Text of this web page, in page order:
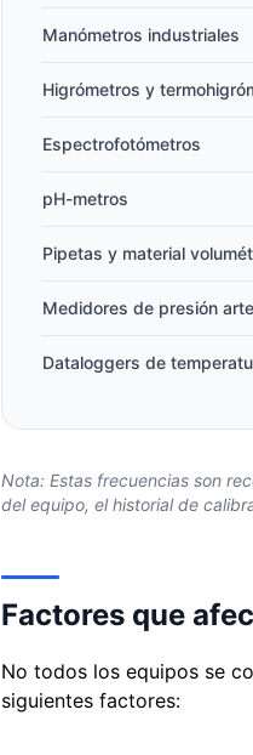
Manómetros industriales
Higrómetros y
Espectrofotómetros
pH-metros
Pipetas y material
Medidores de presión
Dataloggers de
Nota: Estas frecuencias son
del equipo, el historial de
Factores que
No todos los equipos se
siguientes factores: